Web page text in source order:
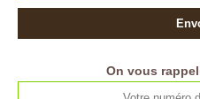
On vous